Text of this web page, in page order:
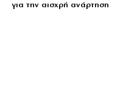
για την αισχρή ανάρτηση